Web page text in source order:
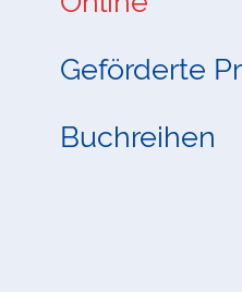
Geförderte
Buchreihen